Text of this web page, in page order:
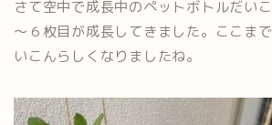
さて空中で成長中のペットボトルだい
～６枚目が成長してきました。ここま
いこんらしくなりましたね。